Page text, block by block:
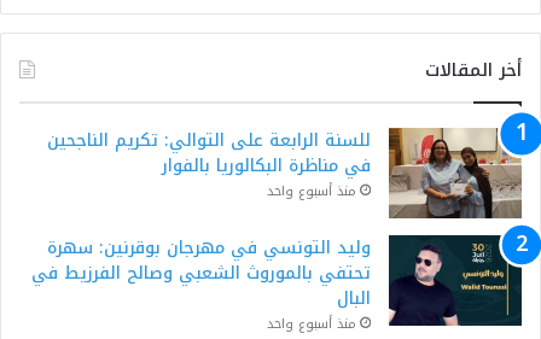
أخر المقالات
للسنة الرابعة على التوالي: تكريم الناجحين
في مناظرة البكالوريا بالفوار
منذ أسبوع واحد
وليد التونسي في مهرجان بوقرنين: سهرة
تحتفي بالموروث الشعبي وصالح الفرزيط في
البال
منذ أسبوع واحد